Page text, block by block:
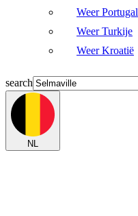
Weer Portugal
Weer Turkije
Weer Kroatië
search
NL